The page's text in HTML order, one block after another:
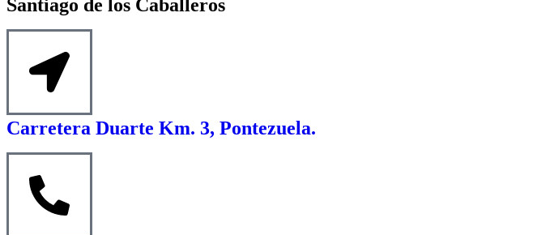
Santiago de los Caballeros
Carretera Duarte Km. 3, Pontezuela.